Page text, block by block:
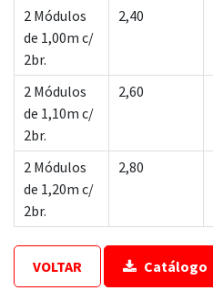
2 Módulos
de 1,00m c/
2br.
2,40
2 Módulos
de 1,10m c/
2br.
2,60
2 Módulos
de 1,20m c/
2br.
2,80
VOLTAR Catálogo